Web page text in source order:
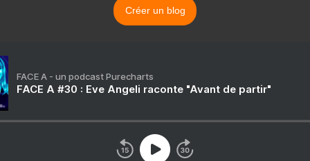
Créer un blog
FACE A - un podcast Purecharts
FACE A #30 : Eve Angeli raconte "Avant de partir"